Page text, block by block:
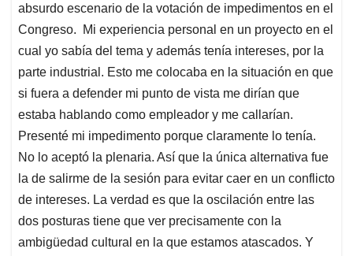
absurdo escenario de la votación de impedimentos en el
Congreso. Mi experiencia personal en un proyecto en el
cual yo sabía del tema y además tenía intereses, por la
parte industrial. Esto me colocaba en la situación en que
si fuera a defender mi punto de vista me dirían que
estaba hablando como empleador y me callarían.
Presenté mi impedimento porque claramente lo tenía.
No lo aceptó la plenaria. Así que la única alternativa fue
la de salirme de la sesión para evitar caer en un conflicto
de intereses. La verdad es que la oscilación entre las
dos posturas tiene que ver precisamente con la
ambigüedad cultural en la que estamos atascados. Y